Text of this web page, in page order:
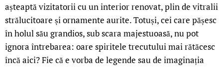
așteaptă vizitatorii cu un interior renovat, plin de vitralii
strălucitoare și ornamente aurite. Totuși, cei care pășesc
în holul său grandios, sub scara majestuoasă, nu pot
ignora întrebarea: oare spiritele trecutului mai rătăcesc
încă aici? Fie că e vorba de legende sau de imaginația